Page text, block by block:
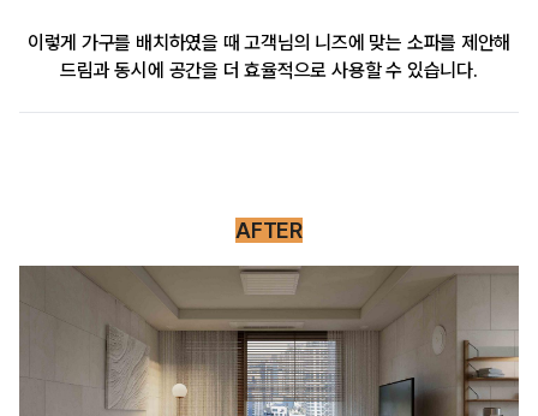
이렇게 가구를 배치하였을 때 고객님의 니즈에 맞는 소파를 제안해
드림과 동시에 공간을 더 효율적으로 사용할 수 있습니다.
AFTER